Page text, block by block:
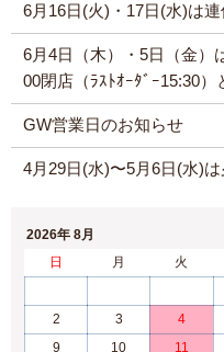
6月16日(火)・17日(水)は連
6月4日（木）・5日（金）
00閉店（ﾗｽﾄｵｰﾀﾞｰ15:30）
GW営業日のお知らせ
4月29日(水)〜5月6日(水)
2026年 8月
日
月 火
2
3 4
9
10 11